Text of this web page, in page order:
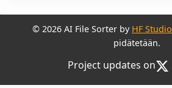
© 2026 AI File Sorter by HF Studio
pidätetään.
Project updates on